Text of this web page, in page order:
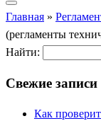
Главная »
(регламенты
Найти:
Свежие записи
Как